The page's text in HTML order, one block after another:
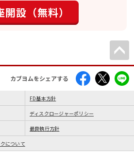
開設（無料）
カブヨムをシェアする
FD基本方針
ディスクロージャーポリシー
最良執行方針
について